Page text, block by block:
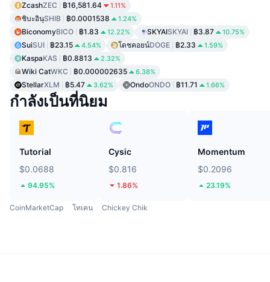
ZcashZEC ฿16,581.64 1.11%
ชิบะอินุSHIB ฿0.0001538 1.24%
BiconomyBICO ฿1.83 12.22% SKYAISKYAI ฿3.87 10.75%
SuiSUI ฿23.15 4.54% โดชคอยน์DOGE ฿2.33 1.59%
KaspaKAS ฿0.8813 2.32%
Wiki CatWKC ฿0.000002635 6.38%
StellarXLM ฿5.47 3.62% OndoONDO ฿11.71 1.66%
กำลังเป็นที่นิยม
Tutorial
$0.0688
94.95%
Cysic
$0.816
1.86%
Momentum
$0.2096
23.19%
CoinMarketCap โทเคน Chickey Chik